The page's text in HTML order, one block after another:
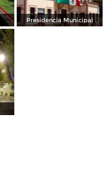
Presidencia Municipal